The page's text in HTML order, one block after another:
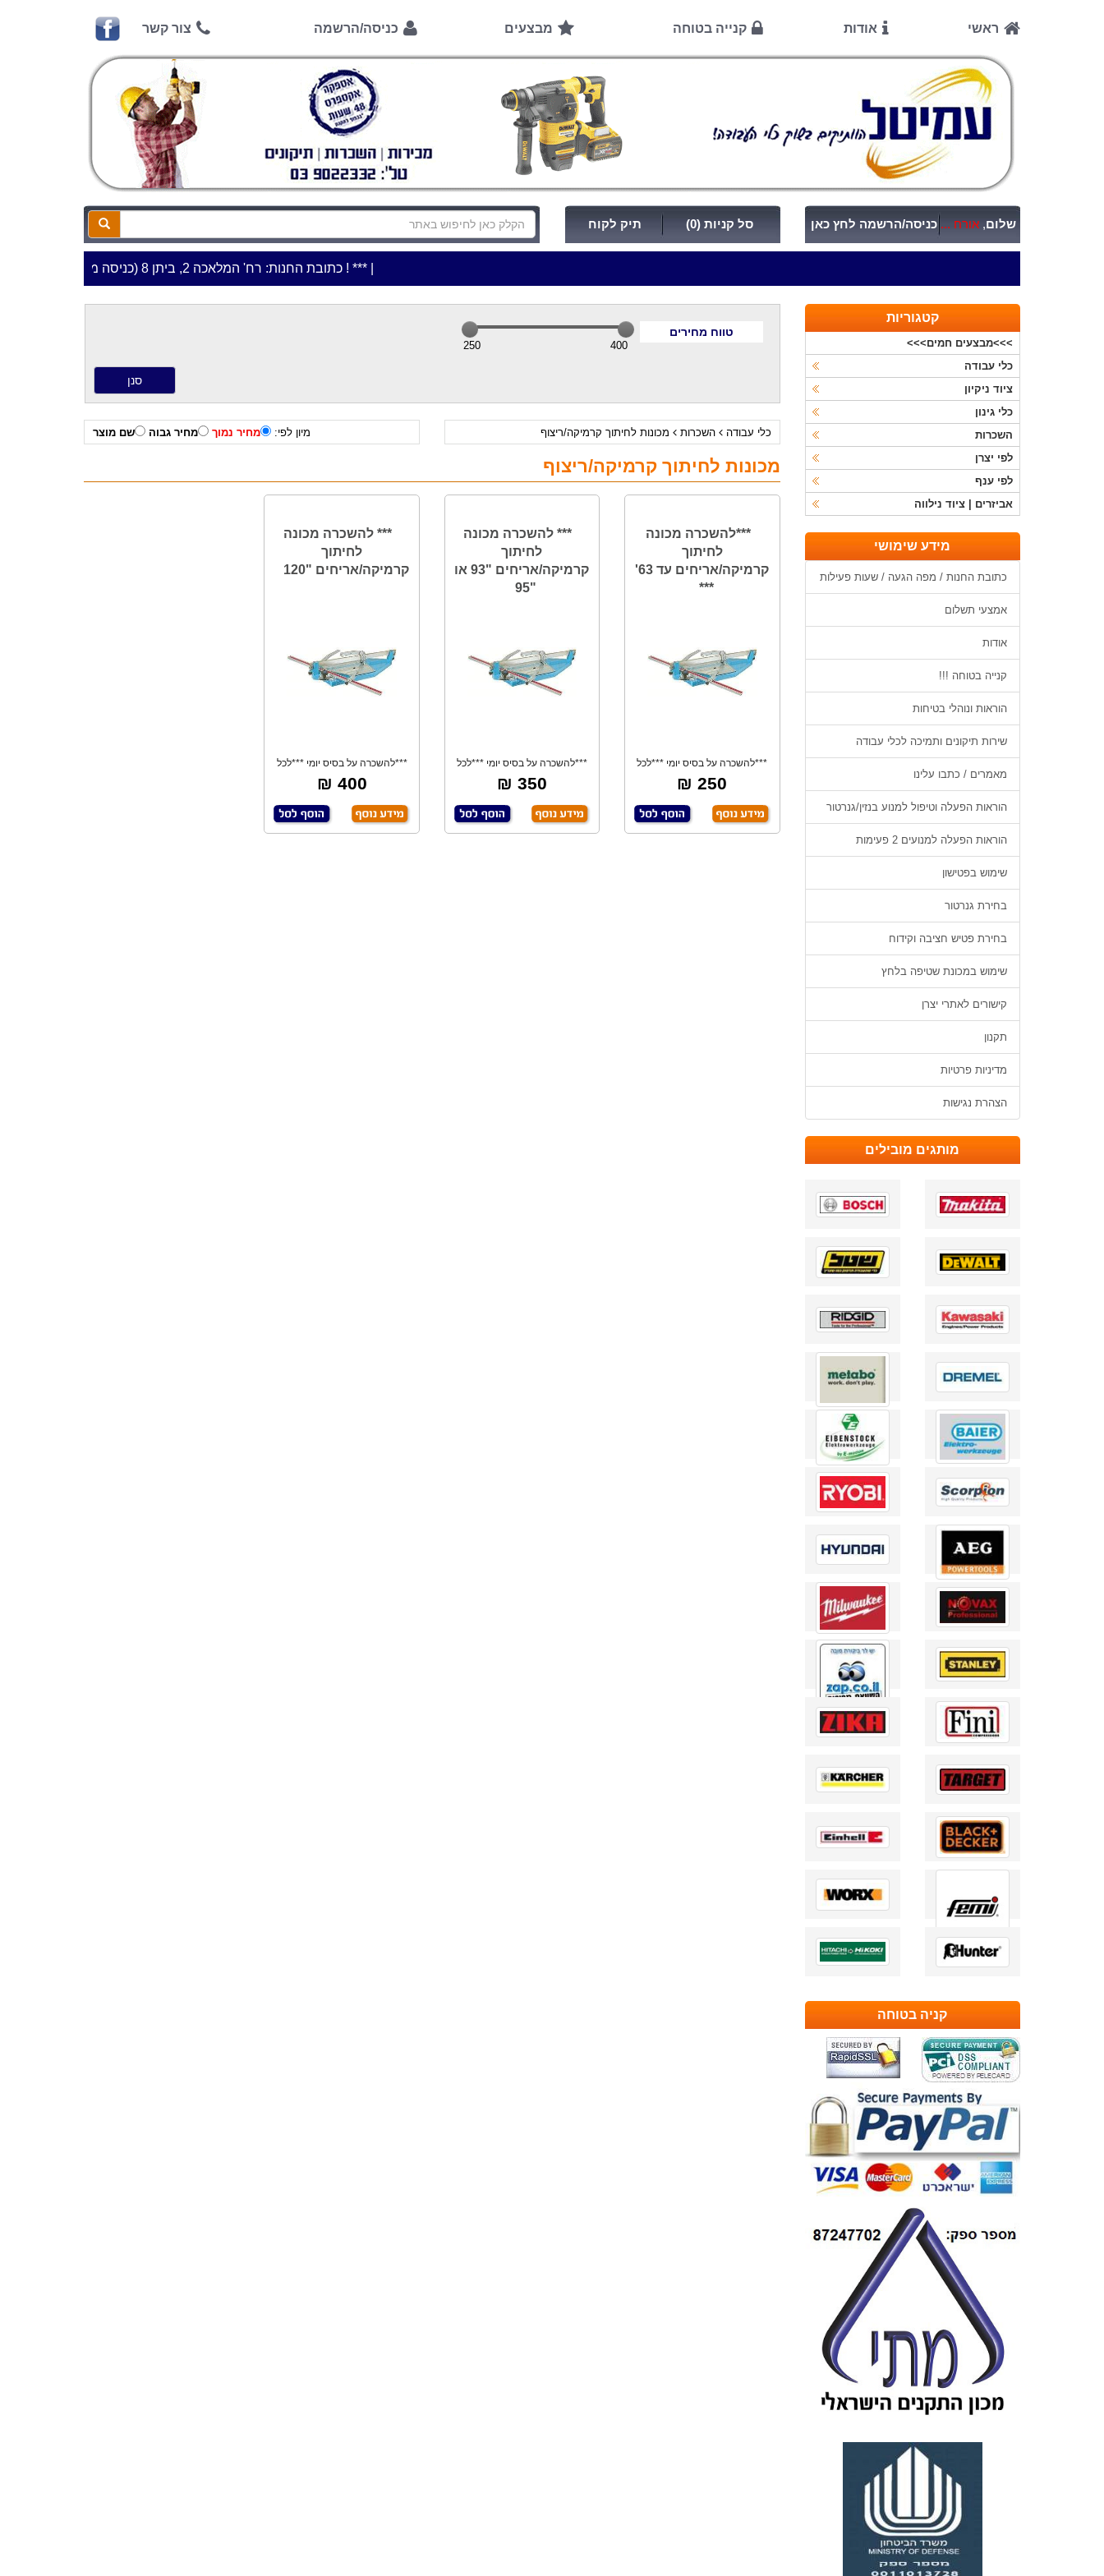
ראשי אודות קנייה בטוחה מבצעים כניסה/הרשמה צור קשר
סל קניות (0) תיק לקוח שלום, אורח ... כניסה/הרשמה לחץ כאן
***כתובת החנות: רח' המלאכה 2, ביתן 8 (כניסה מרח' עמל 5) א.ת.פארק אפק, ראש העין***
טווח מחירים
400
250
מיון לפי: מחיר נמוך מחיר גבוה שם מוצר כלי עבודה השכרות מכונות לחיתוך קרמיקה/ריצוף
מכונות לחיתוך קרמיקה/ריצוף
***להשכרה מכונה
לחיתוך
קרמיקה/אריחים עד 63'
***
***להשכרה על בסיס יומי ***לכל
עבודות חית
250 ₪
*** להשכרה מכונה
לחיתוך
קרמיקה/אריחים "93 או
"95
***להשכרה על בסיס יומי ***לכל
עבודות חית
350 ₪
*** להשכרה מכונה
לחיתוך
קרמיקה/אריחים "120
***להשכרה על בסיס יומי ***לכל
עבודות חית
400 ₪
קטגוריות
>>>מבצעים חמים>>>
כלי עבודה
ציוד ניקיון
כלי גינון
השכרות
לפי יצרן
לפי ענף
אביזרים | ציוד נילווה
מידע שימושי
כתובת החנות / מפה הגעה / שעות פעילות
אמצעי תשלום
אודות
קנייה בטוחה !!!
הוראות ונוהלי בטיחות
שירות תיקונים ותמיכה לכלי עבודה
מאמרים / כתבו עלינו
הוראות הפעלה וטיפול למנוע בנזין/גנרטור
הוראות הפעלה למנועים 2 פעימות
שימוש בפטישון
בחירת גנרטור
בחירת פטיש חציבה וקידוח
שימוש במכונת שטיפה בלחץ
קישורים לאתרי יצרן
תקנון
מדיניות פרטיות
הצהרת נגישות
מותגים מובילים
קניה בטוחה